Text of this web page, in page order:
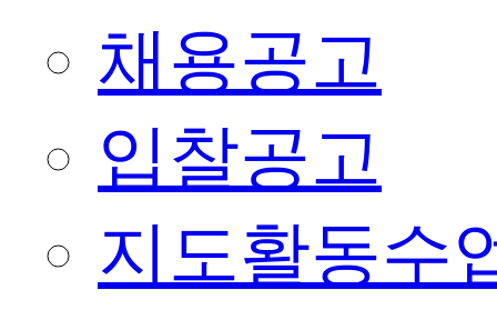
채용공고
입찰공고
지도활동수